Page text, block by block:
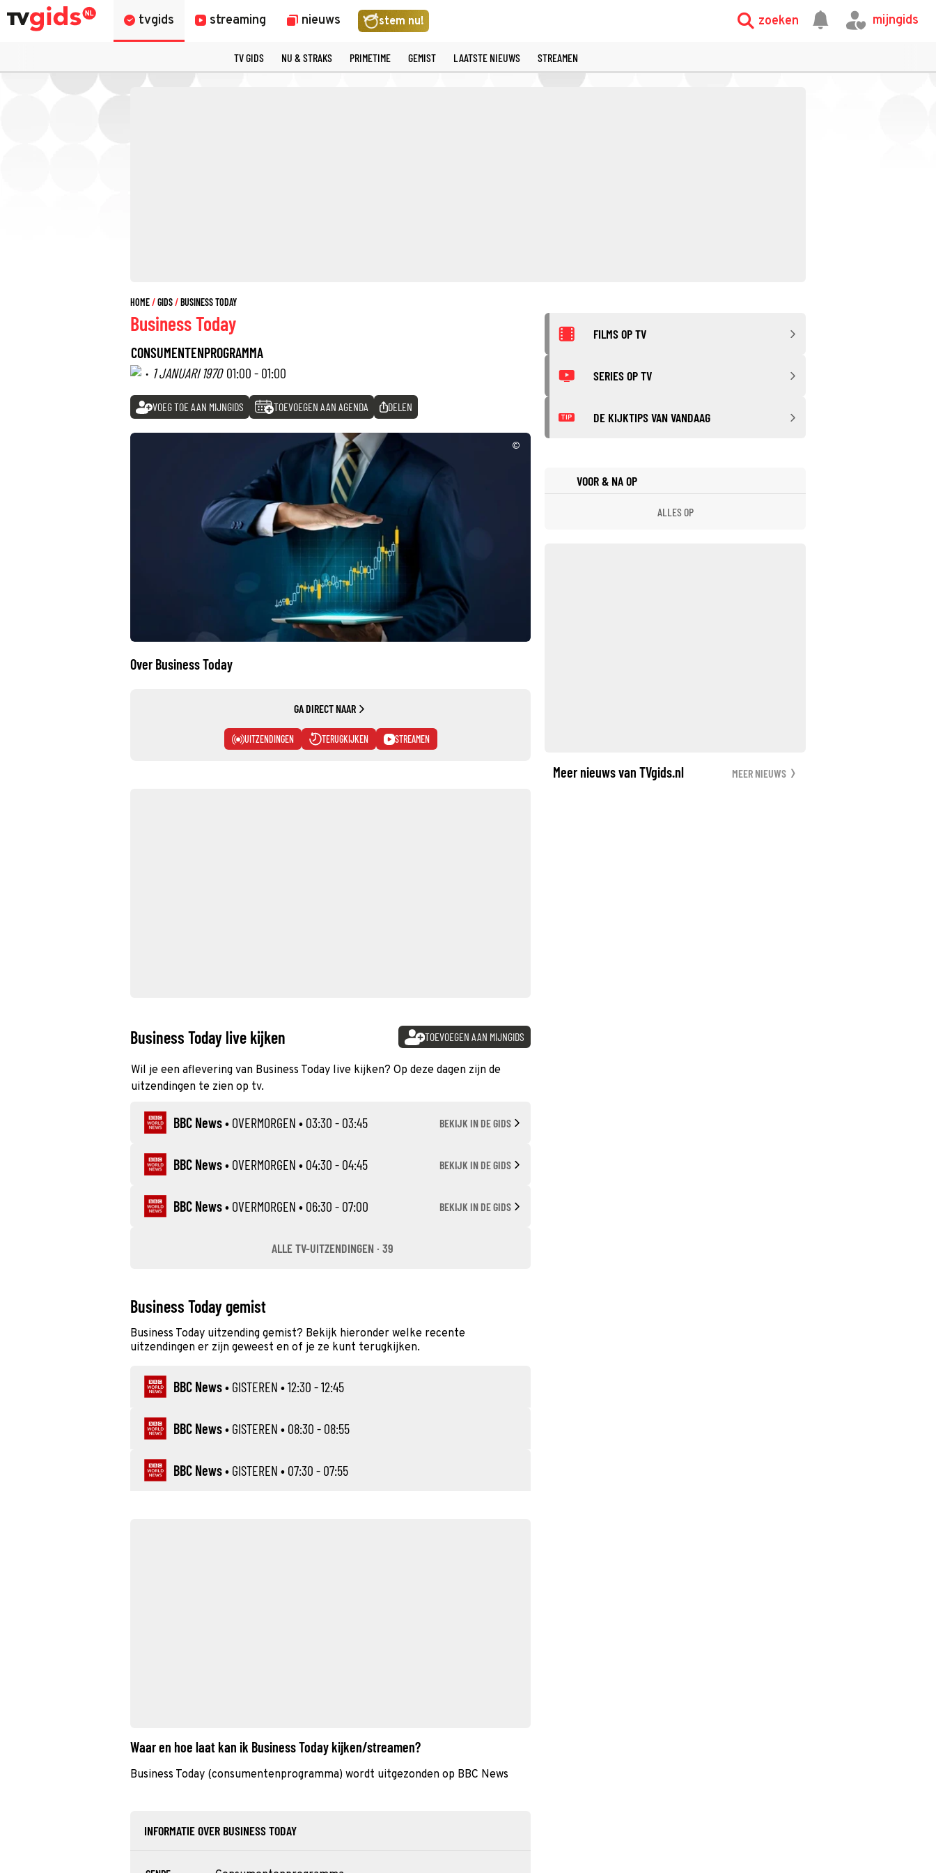
tvgids streaming nieuws stem nu! zoeken mijngids
TV GIDS NU & STRAKS PRIMETIME GEMIST LAATSTE NIEUWS STREAMEN
HOME GIDS BUSINESS TODAY
Business Today
CONSUMENTENPROGRAMMA
· 1 JANUARI 1970 01:00 - 01:00
VOEG TOE AAN MIJNGIDS TOEVOEGEN AAN AGENDA DELEN
©
Over Business Today
GA DIRECT NAAR
UITZENDINGEN TERUGKIJKEN STREAMEN
Business Today live kijken TOEVOEGEN AAN MIJNGIDS
Wil je een aflevering van Business Today live kijken? Op deze dagen zijn de
uitzendingen te zien op tv.
BBC News• OVERMORGEN • 03:30 - 03:45 BEKIJK IN DE GIDS
BBC News• OVERMORGEN • 04:30 - 04:45 BEKIJK IN DE GIDS
BBC News• OVERMORGEN • 06:30 - 07:00 BEKIJK IN DE GIDS
ALLE TV-UITZENDINGEN · 39
Business Today gemist
Business Today uitzending gemist? Bekijk hieronder welke recente
uitzendingen er zijn geweest en of je ze kunt terugkijken.
BBC News• GISTEREN • 12:30 - 12:45
BBC News• GISTEREN • 08:30 - 08:55
BBC News• GISTEREN • 07:30 - 07:55
Waar en hoe laat kan ik Business Today kijken/streamen?
Business Today (consumentenprogramma) wordt uitgezonden op BBC News
INFORMATIE OVER BUSINESS TODAY
FILMS OP TV
SERIES OP TV
TIP DE KIJKTIPS VAN VANDAAG
VOOR & NA OP
ALLES OP
Meer nieuws van TVgids.nl MEER NIEUWS